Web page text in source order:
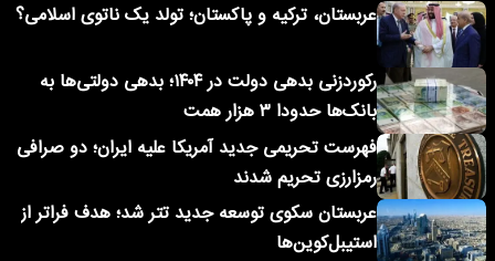
عربستان، ترکیه و پاکستان؛ تولد یک ناتوی اسلامی؟
رکوردزنی بدهی دولت در ۱۴۰۴؛ بدهی دولتی‌ها به
بانک‌ها حدودا ۳ هزار همت
فهرست تحریمی جدید آمریکا علیه ایران؛ دو صرافی
رمزارزی تحریم شدند
عربستان سکوی توسعه جدید تتر شد؛ هدف فراتر از
استیبل‌کوین‌ها